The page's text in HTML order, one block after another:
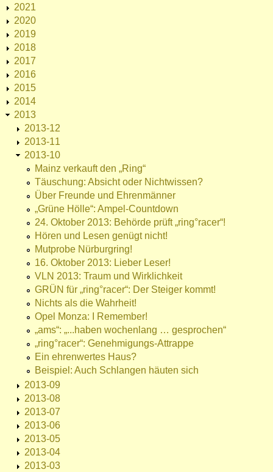
2021
2020
2019
2018
2017
2016
2015
2014
2013
2013-12
2013-11
2013-10
Mainz verkauft den „Ring“
Täuschung: Absicht oder Nichtwissen?
Über Freunde und Ehrenmänner
„Grüne Hölle“: Ampel-Countdown
24. Oktober 2013: Behörde prüft „ring°racer“!
Hören und Lesen genügt nicht!
Mutprobe Nürburgring!
16. Oktober 2013: Lieber Leser!
VLN 2013: Traum und Wirklichkeit
GRÜN für „ring°racer“: Der Steiger kommt!
Nichts als die Wahrheit!
Opel Monza: I Remember!
„ams“: „...haben wochenlang … gesprochen“
„ring°racer“: Genehmigungs-Attrappe
Ein ehrenwertes Haus?
Beispiel: Auch Schlangen häuten sich
2013-09
2013-08
2013-07
2013-06
2013-05
2013-04
2013-03